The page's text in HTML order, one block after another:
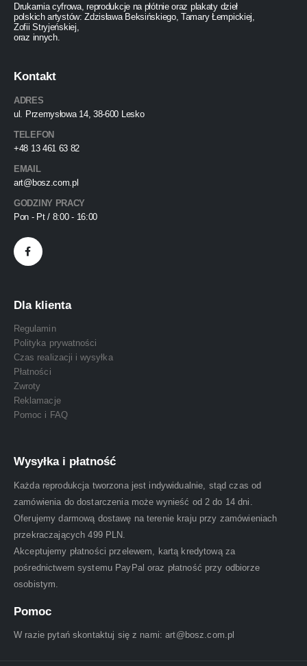
Drukarnia cyfrowa, reprodukcje na płótnie oraz plakaty dzieł
polskich artystów: Zdzisława Beksińskiego, Tamary Łempickiej,
Zofii Stryjeńskiej,
oraz innych.
Kontakt
ADRES
ul. Przemysłowa 14, 38-600 Lesko
TELEFON
+48 13 461 63 82
EMAIL
art@bosz.com.pl
GODZINY PRACY
Pon - Pt / 8:00 - 16:00
Dla klienta
Regulamin
Polityka prywatności
Czas realizacji i wysyłka
Płatności
Zwroty
Reklamacje
Pomoc i FAQ
Wysyłka i płatność
Każda reprodukcja tworzona jest indywidualnie, stąd czas od
zamówienia do dostarczenia może wynieść od 2 do 14 dni.
Oferujemy darmową dostawę na terenie kraju przy zamówieniach
przekraczających 499 PLN.
Akceptujemy płatności przelewem, kartą kredytową za
pośrednictwem systemu PayPal oraz płatność przy odbiorze
osobistym.
Pomoc
W razie pytań skontaktuj się z nami: art@bosz.com.pl